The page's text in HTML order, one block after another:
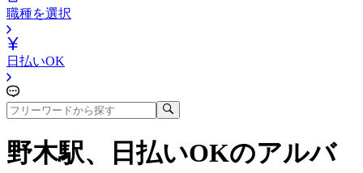
職種を選択
日払いOK
野木駅、日払いOKのアルバ